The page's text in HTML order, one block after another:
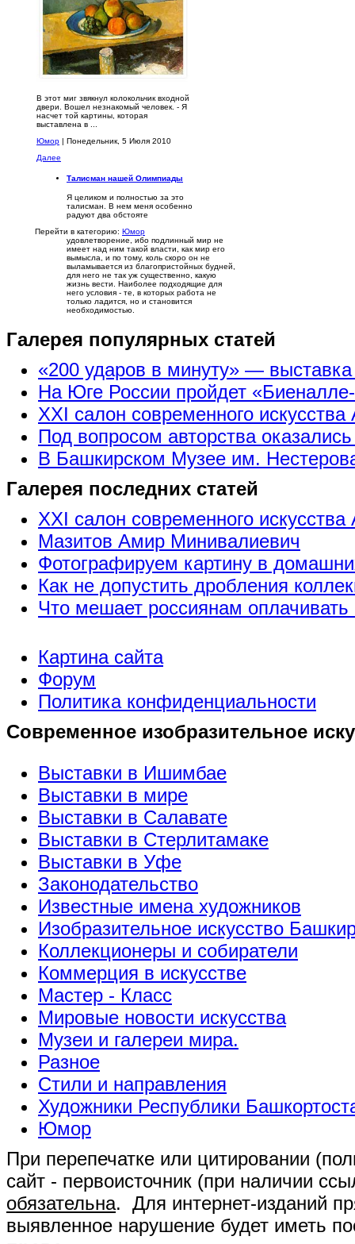
В этот миг звякнул колокольчик входной
двери. Вошел незнакомый человек. - Я
насчет той картины, которая
выставлена в ...
Юмор | Понедельник, 5 Июля 2010
Далее
Талисман нашей Олимпиады
Я целиком и полностью за это
талисман. В нем меня особенно
радуют два обстояте
Перейти в категорию: Юмор
удовлетворение, ибо подлинный мир не
имеет над ним такой власти, как мир его
вымысла, и по тому, коль скоро он не
выламывается из благопристойных будней,
для него не так уж существенно, какую
жизнь вести. Наиболее подходящие для
него условия - те, в которых работа не
только ладится, но и становится
необходимостью.
Галерея популярных статей
«200 ударов в минуту» —
На Юге России пройдет
XXI салон современного искусства
Под вопросом авторства
В Башкирском Музее им.
Галерея последних статей
XXI салон современного искусства
Мазитов Амир Минивалиевич
Фотографируем картину в
Как не допустить дробления
Что мешает россиянам
Картина сайта
Форум
Политика конфиденциальности
Современное изобразительное
Выставки в Ишимбае
Выставки в мире
Выставки в Салавате
Выставки в Стерлитамаке
Выставки в Уфе
Законодательство
Известные имена художников
Изобразительное искусство
Коллекционеры и собиратели
Коммерция в искусстве
Мастер - Класс
Мировые новости искусства
Музеи и галереи мира.
Разное
Стили и направления
Художники Республики
Юмор
При перепечатке или цитировании
сайт - первоисточник (при наличии
обязательна. Для интернет-изданий
выявленное нарушение будет иметь